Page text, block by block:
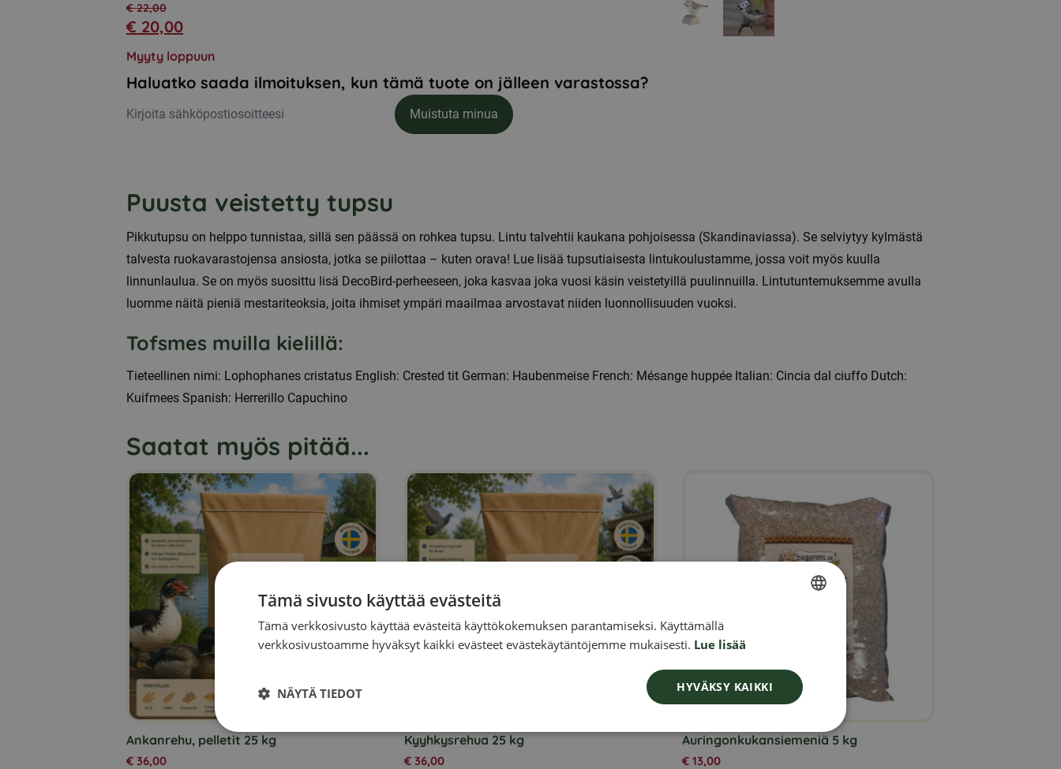
€22,00
Alkuperäinen
hinta
oli:
€ 20,00
Nykyinen
hinta
on:
Myyty loppuun
Haluatko saada ilmoituksen, kun tämä tuote on jälleen varastossa?
Muistuta minua
Puusta veistetty tupsu
Pikkutupsu on helppo tunnistaa, sillä sen päässä on rohkea tupsu. Lintu talvehtii kaukana pohjoisessa (Skandinaviassa). Se selviytyy kylmästä
talvesta ruokavarastojensa ansiosta, jotka se piilottaa – kuten orava! Lue lisää tupsutiaisesta lintukoulustamme, jossa voit myös kuulla
linnunlaulua. Se on myös suosittu lisä DecoBird-perheeseen, joka kasvaa joka vuosi käsin veistetyillä puulinnuilla. Lintutuntemuksemme avulla
luomme näitä pieniä mestariteoksia, joita ihmiset ympäri maailmaa arvostavat niiden luonnollisuuden vuoksi.
Tofsmes muilla kielillä:
Tieteellinen nimi: Lophophanes cristatus English: Crested tit German: Haubenmeise French: Mésange huppée Italian: Cincia dal ciuffo Dutch:
Kuifmees Spanish: Herrerillo Capuchino
Saatat myös pitää...
Ankanrehu, pelletit 25 kg
€ 36,00
Kyyhkysrehua 25 kg
€ 36,00
Auringonkukansiemeniä 5 kg
€ 13,00
NORWEGIAN
Tämä sivusto käyttää evästeitä
Tämä verkkosivusto käyttää evästeitä käyttökokemuksen parantamiseksi. Käyttämällä
verkkosivustoamme hyväksyt kaikki evästeet evästekäytäntöjemme mukaisesti. Lue lisää
HYVÄKSY KAIKKI
NÄYTÄ TIEDOT